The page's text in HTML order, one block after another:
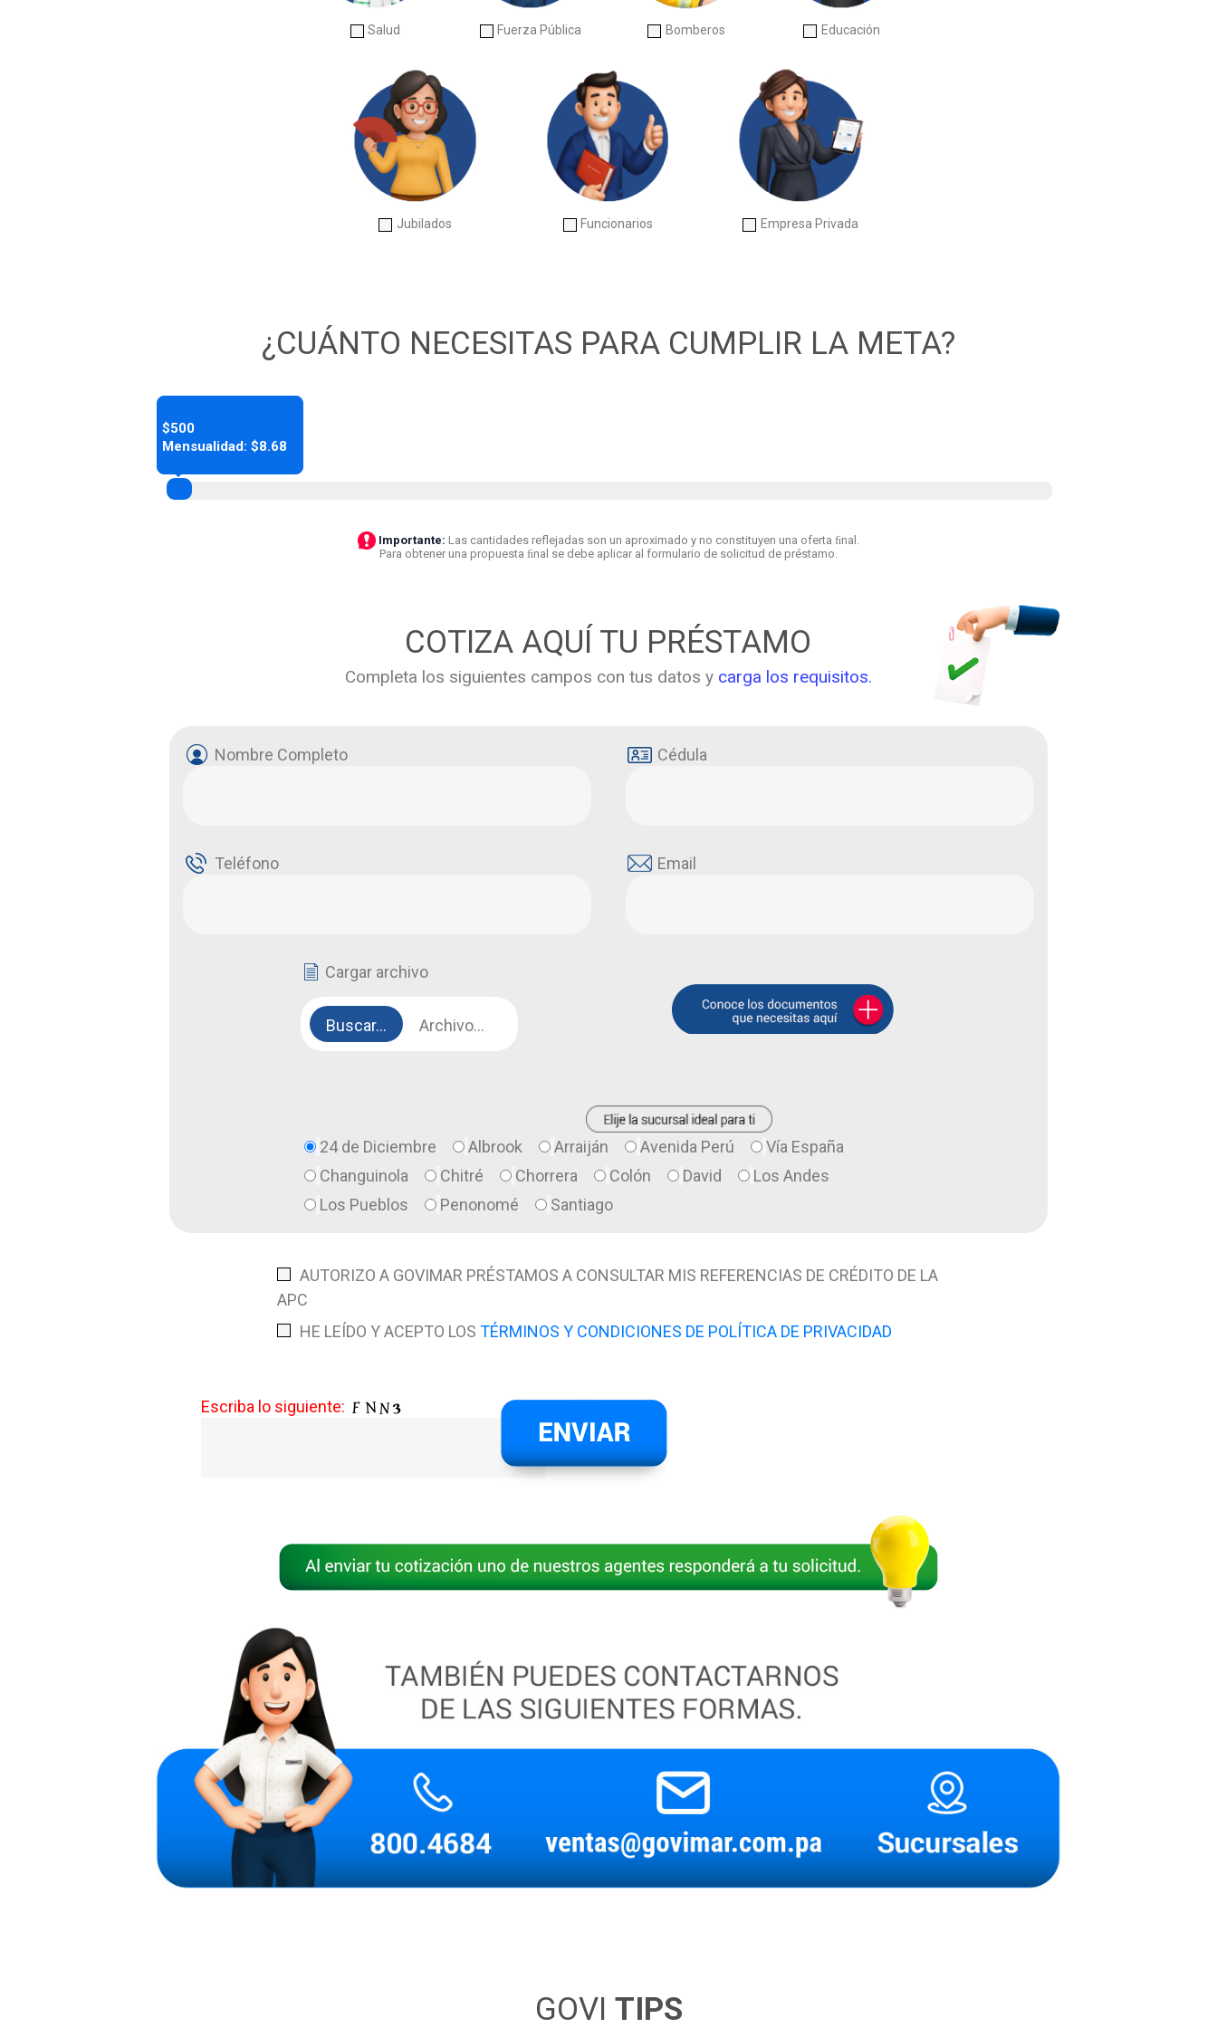
Salud Fuerza Pública Bomberos Educación
Jubilados Funcionarios Empresa Privada
¿CUÁNTO NECESITAS PARA CUMPLIR LA META?
$500
Mensualidad: $8.68
Importante: Las cantidades reflejadas son un aproximado y no constituyen una oferta ﬁnal.
Para obtener una propuesta ﬁnal se debe aplicar al formulario de solicitud de préstamo.
COTIZA AQUÍ TU PRÉSTAMO
Completa los siguientes campos con tus datos y carga los requisitos.
Nombre Completo Cédula
Teléfono Email
Cargar archivo
Buscar… Archivo...
24 de Diciembre Albrook Arraiján Avenida Perú
Vía España
Changuinola
Chitré Chorrera Colón David
Los Andes
Los Pueblos
Penonomé Santiago
AUTORIZO A GOVIMAR PRÉSTAMOS A CONSULTAR MIS REFERENCIAS DE CRÉDITO DE LA
APC
HE LEÍDO Y ACEPTO LOS TÉRMINOS Y CONDICIONES DE POLÍTICA DE PRIVACIDAD
Escriba lo siguiente:
GOVI TIPS